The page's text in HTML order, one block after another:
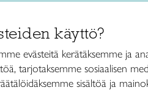
Käsi- ja taideteollisuusliitto
Kalevankatu 61
00180 Helsinki
puh. 040 7525 160
käyttö?
evästeitä kerätäksemme ja
tarjotaksemme sosiaalisen
sisältöä ja